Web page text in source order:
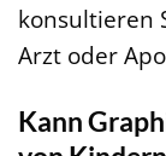
konsultieren
Arzt oder
Kann